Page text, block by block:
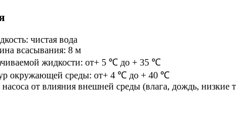
чистая вода
всасывания: 8 м
жидкости: от+ 5 ℃ до + 35 ℃
окружающей среды: от+ 4 ℃ до + 40 ℃
от влияния внешней среды (влага, дождь, низкие